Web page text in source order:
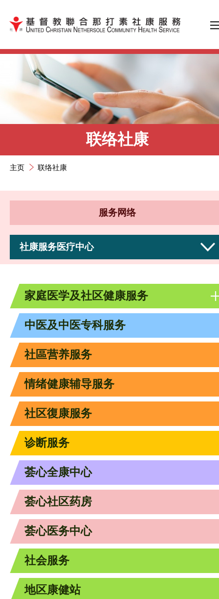
跳到内容（按输入键）
联络社康
主页 联络社康
服务网络
社康服务医疗中心
家庭医学及社区健康服务
中医及中医专科服务
社區营养服务
情绪健康辅导服务
社区復康服务
诊断服务
荟心全康中心
荟心社区药房
荟心医务中心
社会服务
地区康健站